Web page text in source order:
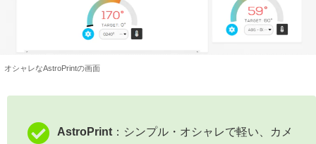
オシャレなAstroPrintの画面
AstroPrint ：シンプル・オシャレで軽い、カメ